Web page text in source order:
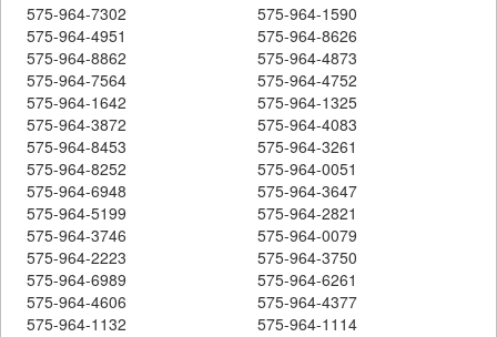
575-964-7302
575-964-1590
575-964-4951
575-964-8626
575-964-8862
575-964-4873
575-964-7564
575-964-4752
575-964-1642
575-964-1325
575-964-3872
575-964-4083
575-964-8453
575-964-3261
575-964-8252
575-964-0051
575-964-6948
575-964-3647
575-964-5199
575-964-2821
575-964-3746
575-964-0079
575-964-2223
575-964-3750
575-964-6989
575-964-6261
575-964-4606
575-964-4377
575-964-1132
575-964-1114